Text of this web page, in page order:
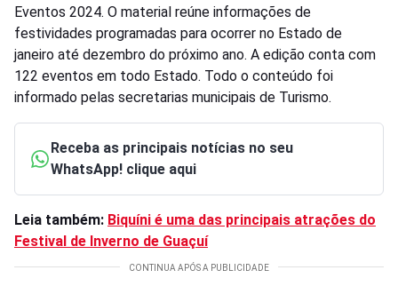
Eventos 2024. O material reúne informações de
festividades programadas para ocorrer no Estado de
janeiro até dezembro do próximo ano. A edição conta com
122 eventos em todo Estado. Todo o conteúdo foi
informado pelas secretarias municipais de Turismo.
Receba as principais notícias no seu
WhatsApp! clique aqui
Leia também: Biquíni é uma das principais atrações do
Festival de Inverno de Guaçuí